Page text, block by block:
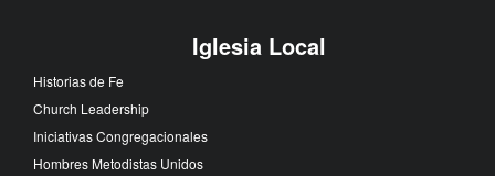
Iglesia Local
Historias de Fe
Church Leadership
Iniciativas Congregacionales
Hombres Metodistas Unidos